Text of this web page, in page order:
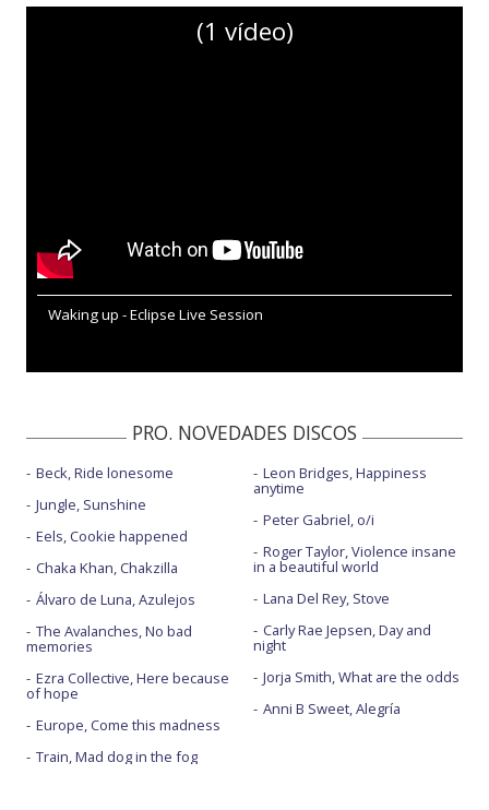
(1 vídeo)
Waking up - Eclipse Live Session
PRO. NOVEDADES DISCOS
Beck, Ride lonesome
Jungle, Sunshine
Eels, Cookie happened
Chaka Khan, Chakzilla
Álvaro de Luna, Azulejos
The Avalanches, No bad
memories
Ezra Collective, Here because
of hope
Europe, Come this madness
Train, Mad dog in the fog
Leon Bridges, Happiness
anytime
Peter Gabriel, o/i
Roger Taylor, Violence insane
in a beautiful world
Lana Del Rey, Stove
Carly Rae Jepsen, Day and
night
Jorja Smith, What are the odds
Anni B Sweet, Alegría